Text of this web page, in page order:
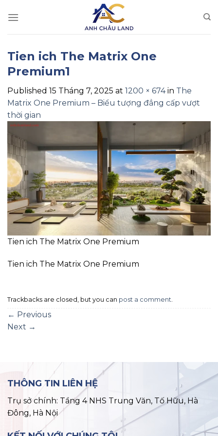
Tien ich The Matrix One
Premium1
Published 15 Tháng 7, 2025 at 1200 × 674in The
Matrix One Premium – Biểu tượng đẳng cấp vượt
thời gian
Tien ich The Matrix One Premium
Tien ich The Matrix One Premium
Trackbacks are closed, but you can post a comment
← Previous
Next →
THÔNG TIN LIÊN HỆ
Trụ sở chính: Tầng 4 NHS Trung Văn, Tố Hữu, Hà
Đông, Hà Nội